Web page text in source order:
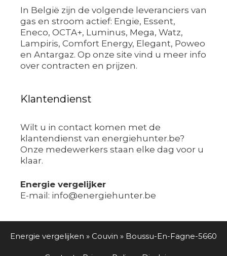
In België zijn de volgende leveranciers van
gas en stroom actief: Engie, Essent,
Eneco, OCTA+, Luminus, Mega, Watz,
Lampiris, Comfort Energy, Elegant, Poweo
en Antargaz. Op onze site vind u meer info
over contracten en prijzen.
Klantendienst
Wilt u in contact komen met de
klantendienst van energiehunter.be?
Onze medewerkers staan elke dag voor u
klaar.
Energie vergelijker
E-mail: info@energiehunter.be
Energie vergelijken » Couvin » Boussu-En-Fagne-5660